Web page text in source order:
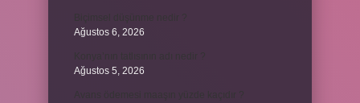
Ağustos 6, 2026
Ağustos 5, 2026